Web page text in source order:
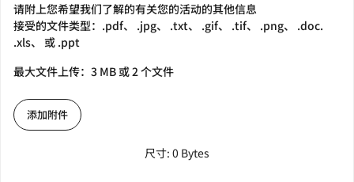
请附上您希望我们了解的有关您的活动的其他信息
接受的文件类型：.pdf、 .jpg、 .txt、 .gif、 .tif、 .png、 .doc.
.xls、 或 .ppt
最大文件上传：3 MB 或 2 个文件
添加附件
尺寸: 0 Bytes